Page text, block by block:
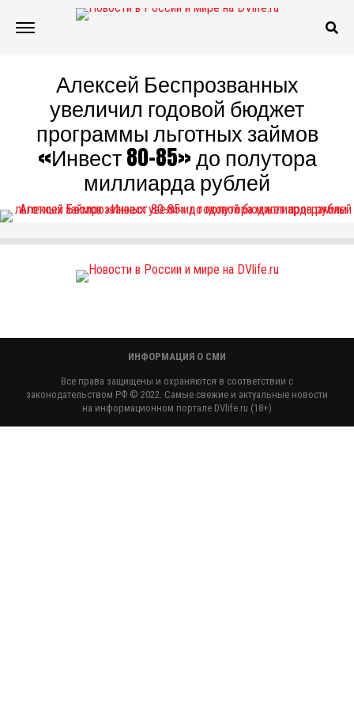
Алексей Беспрозванных
увеличил годовой бюджет
программы льготных займов
«Инвест 80-85» до полутора
миллиарда рублей
ИНФОРМАЦИЯ О СМИ
Все права защищены и охраняются в соответствии с
законодательством РФ © 2022. Самые свежие и актуальные новости
на информационном портале DVlife.ru (18+)